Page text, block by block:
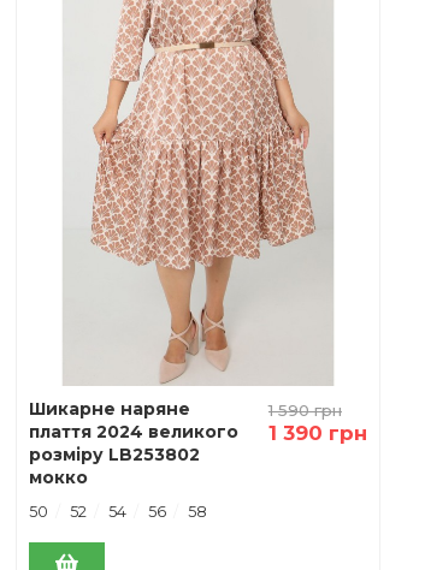
1 590 грн
1 390 грн
Шикарне наряне
плаття 2024 великого
розміру LB253802
мокко
50 52 54 56 58